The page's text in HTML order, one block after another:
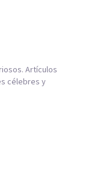
Artículos
célebres y